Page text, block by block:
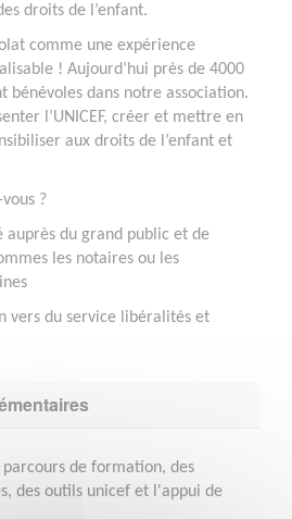
droits de l’enfant.
comme une expérience
! Aujourd’hui près de 4000
bénévoles dans notre association.
l’UNICEF, créer et mettre en
aux droits de l’enfant et
?
du grand public et de
les notaires ou les
vers du service libéralités et
de formation, des
des outils unicef et l'appui de